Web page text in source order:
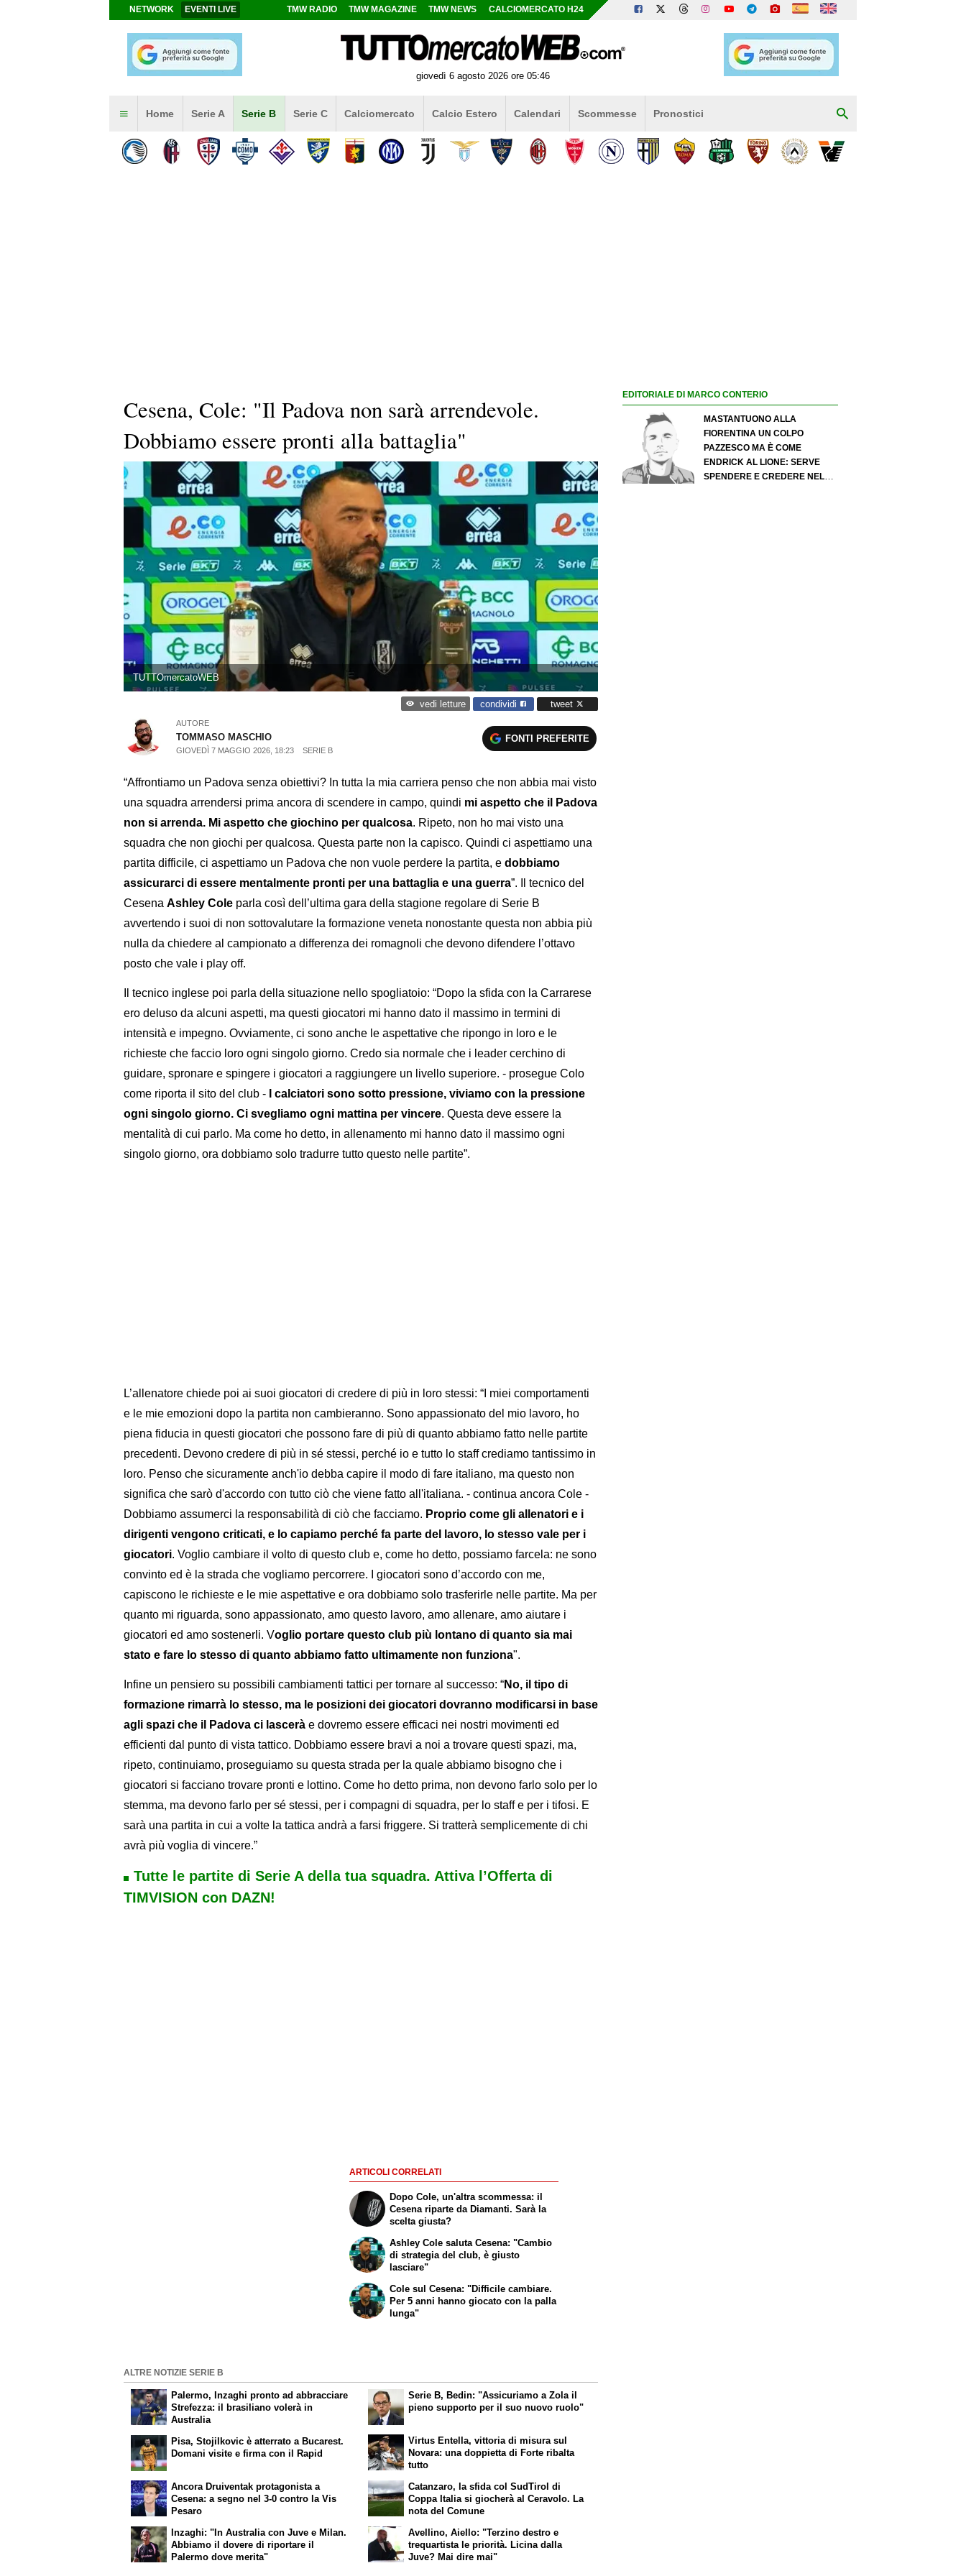
NETWORK EVENTI LIVE TMW RADIO TMW MAGAZINE TMW NEWS CALCIOMERCATO H24
giovedì 6 agosto 2026 ore 05:46
Home Serie A Serie B Serie C Calciomercato Calcio Estero Calendari Scommesse Pronostici
Cesena, Cole: "Il Padova non sarà arrendevole.
Dobbiamo essere pronti alla battaglia"
TUTTOmercatoWEB
vedi letture condividi tweet
AUTORE
TOMMASO MASCHIO
GIOVEDÌ 7 MAGGIO 2026, 18:23 SERIE B
FONTI PREFERITE
“Affrontiamo un Padova senza obiettivi? In tutta la mia carriera penso che non abbia mai visto
una squadra arrendersi prima ancora di scendere in campo, quindi mi aspetto che il Padova
non si arrenda. Mi aspetto che giochino per qualcosa. Ripeto, non ho mai visto una
squadra che non giochi per qualcosa. Questa parte non la capisco. Quindi ci aspettiamo una
partita difficile, ci aspettiamo un Padova che non vuole perdere la partita, e dobbiamo
assicurarci di essere mentalmente pronti per una battaglia e una guerra”. Il tecnico del
Cesena Ashley Cole parla così dell’ultima gara della stagione regolare di Serie B
avvertendo i suoi di non sottovalutare la formazione veneta nonostante questa non abbia più
nulla da chiedere al campionato a differenza dei romagnoli che devono difendere l’ottavo
posto che vale i play off.
Il tecnico inglese poi parla della situazione nello spogliatoio: “Dopo la sfida con la Carrarese
ero deluso da alcuni aspetti, ma questi giocatori mi hanno dato il massimo in termini di
intensità e impegno. Ovviamente, ci sono anche le aspettative che ripongo in loro e le
richieste che faccio loro ogni singolo giorno. Credo sia normale che i leader cerchino di
guidare, spronare e spingere i giocatori a raggiungere un livello superiore. - prosegue Colo
come riporta il sito del club -
I calciatori sono sotto pressione, viviamo con la pressione
ogni singolo giorno. Ci svegliamo ogni mattina per vincere. Questa deve essere la
mentalità di cui parlo. Ma come ho detto, in allenamento mi hanno dato il massimo ogni
singolo giorno, ora dobbiamo solo tradurre tutto questo nelle partite”.
L’allenatore chiede poi ai suoi giocatori di credere di più in loro stessi: “I miei comportamenti
e le mie emozioni dopo la partita non cambieranno. Sono appassionato del mio lavoro, ho
piena fiducia in questi giocatori che possono fare di più di quanto abbiamo fatto nelle partite
precedenti. Devono credere di più in sé stessi, perché io e tutto lo staff crediamo tantissimo in
loro. Penso che sicuramente anch'io debba capire il modo di fare italiano, ma questo non
significa che sarò d'accordo con tutto ciò che viene fatto all'italiana. - continua ancora Cole -
Dobbiamo assumerci la responsabilità di ciò che facciamo. Proprio come gli allenatori e i
dirigenti vengono criticati, e lo capiamo perché fa parte del lavoro, lo stesso vale per i
giocatori. Voglio cambiare il volto di questo club e, come ho detto, possiamo farcela: ne sono
convinto ed è la strada che vogliamo percorrere. I giocatori sono d’accordo con me,
capiscono le richieste e le mie aspettative e ora dobbiamo solo trasferirle nelle partite. Ma per
quanto mi riguarda, sono appassionato, amo questo lavoro, amo allenare, amo aiutare i
giocatori ed amo sostenerli. Voglio portare questo club più lontano di quanto sia mai
stato e fare lo stesso di quanto abbiamo fatto ultimamente non funziona".
Infine un pensiero su possibili cambiamenti tattici per tornare al successo: “No, il tipo di
formazione rimarrà lo stesso, ma le posizioni dei giocatori dovranno modificarsi in base
agli spazi che il Padova ci lascerà e dovremo essere efficaci nei nostri movimenti ed
efficienti dal punto di vista tattico. Dobbiamo essere bravi a noi a trovare questi spazi, ma,
ripeto, continuiamo, proseguiamo su questa strada per la quale abbiamo bisogno che i
giocatori si facciano trovare pronti e lottino. Come ho detto prima, non devono farlo solo per lo
stemma, ma devono farlo per sé stessi, per i compagni di squadra, per lo staff e per i tifosi. E
sarà una partita in cui a volte la tattica andrà a farsi friggere. Si tratterà semplicemente di chi
avrà più voglia di vincere.”
Tutte le partite di Serie A della tua squadra. Attiva l’Offerta di
TIMVISION con DAZN!
ARTICOLI CORRELATI
Dopo Cole, un'altra scommessa: il
Cesena riparte da Diamanti. Sarà la
scelta giusta?
Ashley Cole saluta Cesena: "Cambio
di strategia del club, è giusto
lasciare"
Cole sul Cesena: "Difficile cambiare.
Per 5 anni hanno giocato con la palla
lunga"
ALTRE NOTIZIE SERIE B
Palermo, Inzaghi pronto ad abbracciare
Strefezza: il brasiliano volerà in
Australia
Pisa, Stojilkovic è atterrato a Bucarest.
Domani visite e firma con il Rapid
Serie B, Bedin: "Assicuriamo a Zola il
pieno supporto per il suo nuovo ruolo"
Virtus Entella, vittoria di misura sul
Novara: una doppietta di Forte ribalta
tutto
Ancora Druiventak protagonista a
Cesena: a segno nel 3-0 contro la Vis
Pesaro
Inzaghi: "In Australia con Juve e Milan.
Abbiamo il dovere di riportare il
Palermo dove merita"
Catanzaro, la sfida col SudTirol di
Coppa Italia si giocherà al Ceravolo. La
nota del Comune
Avellino, Aiello: "Terzino destro e
trequartista le priorità. Licina dalla
Juve? Mai dire mai"
EDITORIALE DI MARCO CONTERIO
MASTANTUONO ALLA
FIORENTINA UN COLPO
PAZZESCO MA È COME
ENDRICK AL LIONE: SERVE
SPENDERE E CREDERE NELLO